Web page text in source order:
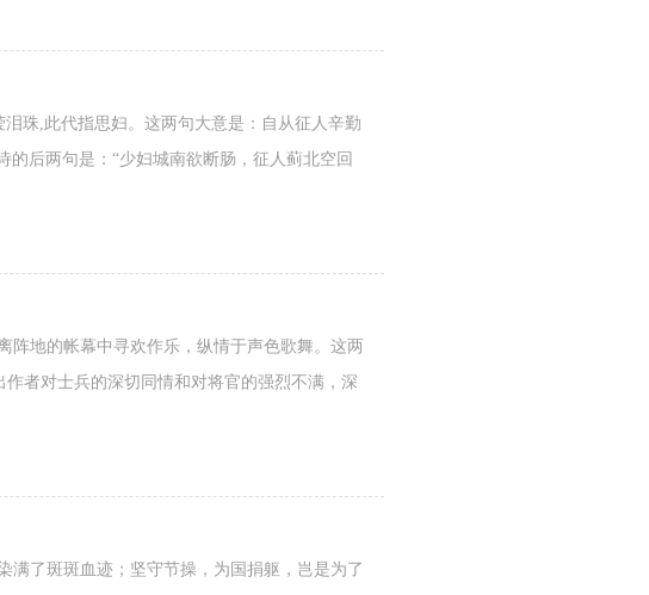
珠,此代指思妇。这两句大意是：自从征人辛勤
后两句是：“少妇城南欲断肠，征人蓟北空回
阵地的帐幕中寻欢作乐，纵情于声色歌舞。这两
者对士兵的深切同情和对将官的强烈不满，深
满了斑斑血迹；坚守节操，为国捐躯，岂是为了